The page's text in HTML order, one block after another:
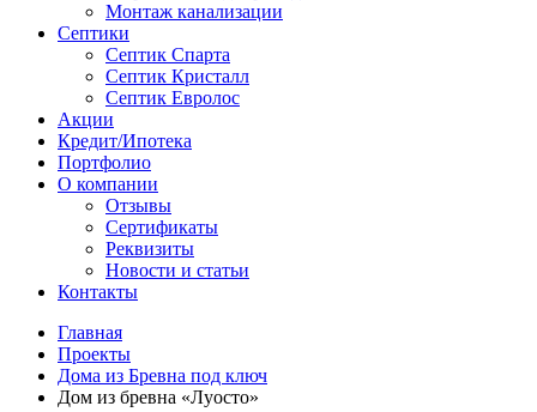
Монтаж канализации
Септики
Септик Спарта
Септик Кристалл
Септик Евролос
Акции
Кредит/Ипотека
Портфолио
О компании
Отзывы
Сертификаты
Реквизиты
Новости и статьи
Контакты
Главная
Проекты
Дома из Бревна под ключ
Дом из бревна «Луосто»